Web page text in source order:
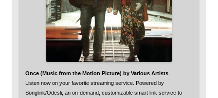
Once (Music from the Motion Picture) by Various Artists
Listen now on your favorite streaming service. Powered by
Songlink/Odesli, an on-demand, customizable smart link service to